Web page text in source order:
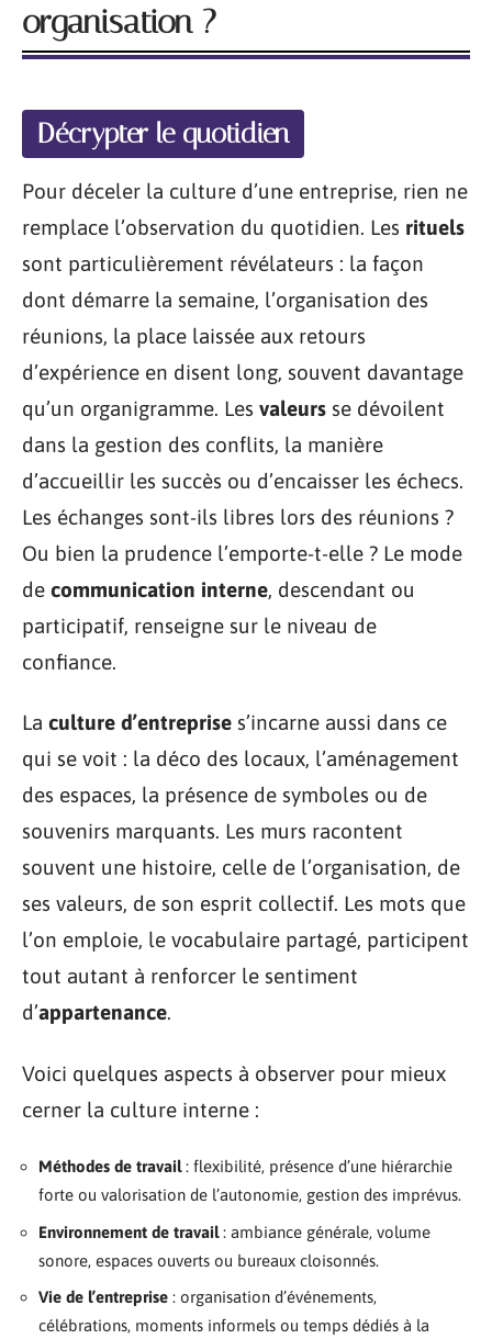
organisation ?
Décrypter le quotidien
Pour déceler la culture d’une entreprise, rien ne
remplace l’observation du quotidien. Les rituels
sont particulièrement révélateurs : la façon
dont démarre la semaine, l’organisation des
réunions, la place laissée aux retours
d’expérience en disent long, souvent davantage
qu’un organigramme. Les valeurs se dévoilent
dans la gestion des conflits, la manière
d’accueillir les succès ou d’encaisser les échecs.
Les échanges sont-ils libres lors des réunions ?
Ou bien la prudence l’emporte-t-elle ? Le mode
de communication interne, descendant ou
participatif, renseigne sur le niveau de
confiance.
La culture d’entreprise s’incarne aussi dans ce
qui se voit : la déco des locaux, l’aménagement
des espaces, la présence de symboles ou de
souvenirs marquants. Les murs racontent
souvent une histoire, celle de l’organisation, de
ses valeurs, de son esprit collectif. Les mots que
l’on emploie, le vocabulaire partagé, participent
tout autant à renforcer le sentiment
d’appartenance.
Voici quelques aspects à observer pour mieux
cerner la culture interne :
Méthodes de travail: flexibilité, présence d’une hiérarchie
forte ou valorisation de l’autonomie, gestion des imprévus.
Environnement de travail: ambiance générale, volume
sonore, espaces ouverts ou bureaux cloisonnés.
Vie de l’entreprise : organisation d’événements,
célébrations, moments informels ou temps dédiés à la